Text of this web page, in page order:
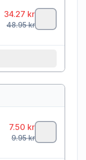
34.27 kr
48.95kr
7.50 kr
9.95kr